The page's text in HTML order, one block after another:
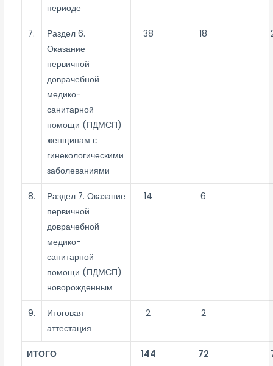
периоде
7.
Раздел 6.
Оказание
первичной
доврачебной
медико-
санитарной
помощи (ПДМСП)
женщинам с
гинекологическими
заболеваниями
38 18
8.
Раздел 7. Оказание
первичной
доврачебной
медико-
санитарной
помощи (ПДМСП)
новорожденным
14 6
9.
Итоговая
аттестация
2 2
ИТОГО 144 72